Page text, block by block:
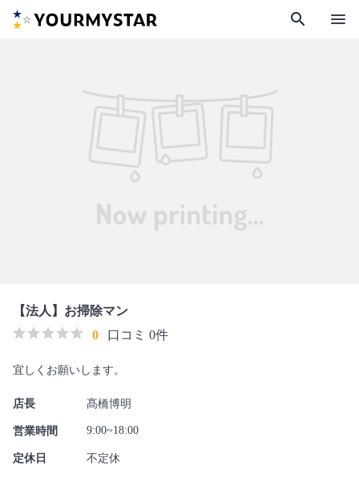
search menu
【法人】お掃除マン
0
口コミ 0件
宜しくお願いします。
店長 髙橋博明
営業時間 9:00~18:00
定休日 不定休